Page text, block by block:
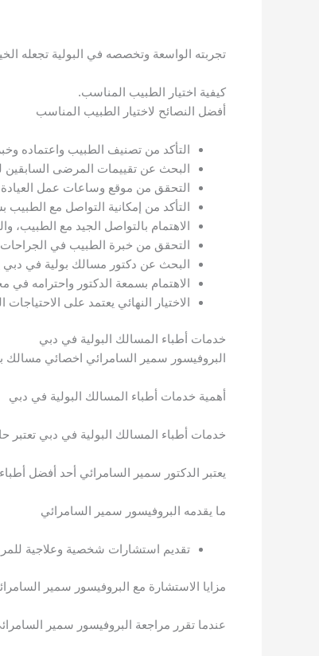
تجربته الواسعة وتخصصه في البولية تجعله
كيفية اختيار الطبيب المناسب.
أفضل النصائح لاختيار الطبيب المناسب
التأكد من تصنيف الطبيب واعتماده
البحث عن تقييمات المرضى السابقين
التحقق من موقع وساعات عمل
التأكد من إمكانية التواصل مع
الاهتمام بالتواصل الجيد مع الطبيب،
التحقق من خبرة الطبيب في الجراحات
البحث عن دكتور مسالك بولية في دبي
الاهتمام بسمعة الدكتور واحترامه في
الاختيار النهائي يعتمد على
خدمات أطباء المسالك البولية في دبي
البروفيسور سمير السامرائي اخصائي مسالك
أهمية خدمات أطباء المسالك البولية في دبي
خدمات أطباء المسالك البولية في دبي
يعتبر الدكتور سمير السامرائي أحد أفضل
ما يقدمه البروفيسور سمير السامرائي
تقديم استشارات شخصية وعلاجية
مزايا الاستشارة مع البروفيسور سمير
عندما تقرر مراجعة البروفيسور سمير